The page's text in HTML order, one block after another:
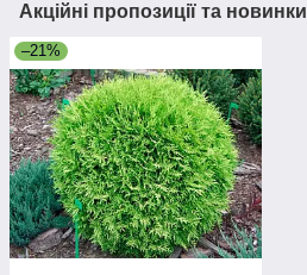
Акційні пропозиції та новинки
–21%